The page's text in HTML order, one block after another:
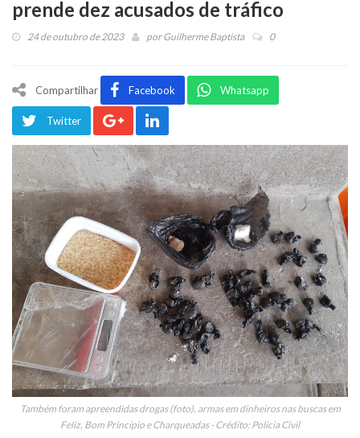
prende dez acusados de tráfico
24 de outubro de 2023 porGuilherme Baptista 0
Compartilhar Facebook Whatsapp
Twitter
Também foram apreendidas drogas (foto), armas em dinheiros nas buscas em
Feliz, Bom Princípio e Charqueadas - Crédito: Polícia Civil